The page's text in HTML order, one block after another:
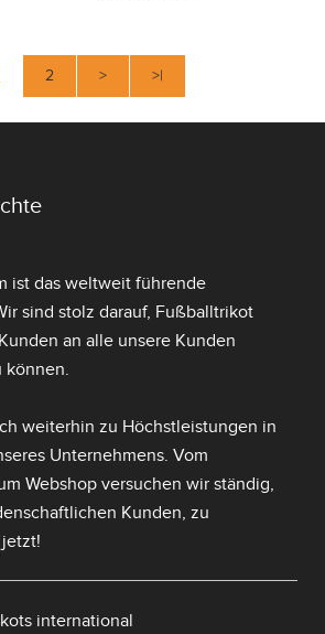
2 > >|
ist das weltweit führende
sind stolz darauf, Fußballtrikot
Kunden an alle unsere Kunden
weiterhin zu Höchstleistungen in
Unternehmens. Vom
Webshop versuchen wir ständig,
Kunden, zu
international